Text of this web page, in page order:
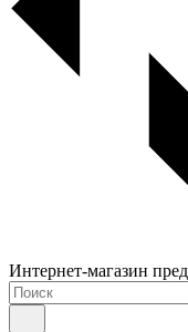
Интернет-магазин